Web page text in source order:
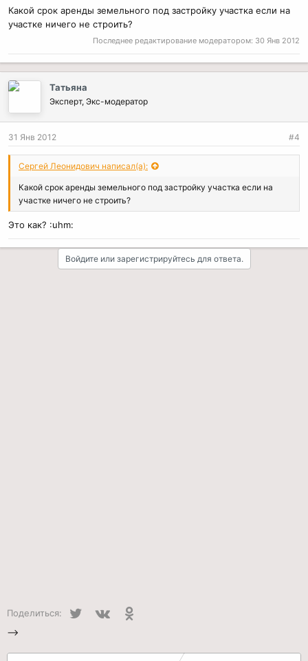
Какой срок аренды земельного под застройку участка если на
участке ничего не строить?
Последнее редактирование модератором: 30 Янв 2012
Татьяна
Эксперт, Экс-модератор
31 Янв 2012 #4
Сергей Леонидович написал(а):
Какой срок аренды земельного под застройку участка если на
участке ничего не строить?
Это как? :uhm:
Войдите или зарегистрируйтесь для ответа.
Поделиться: Twitter
-->